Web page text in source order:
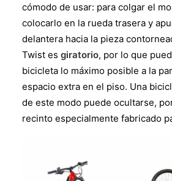
cómodo de usar: para colgar el
colocarlo en la rueda trasera y
delantera hacia la pieza
Twist es giratorio, por lo que
bicicleta lo máximo posible a la
espacio extra en el piso. Una
de este modo puede ocultarse,
recinto especialmente fabricado